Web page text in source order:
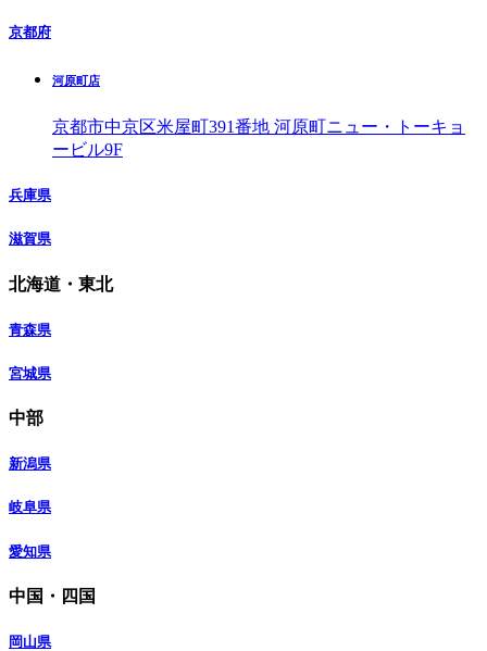
京都府
河原町店
京都市中京区米屋町391番地 河原町ニュー・トーキョ
ービル9F
兵庫県
滋賀県
北海道・東北
青森県
宮城県
中部
新潟県
岐阜県
愛知県
中国・四国
岡山県